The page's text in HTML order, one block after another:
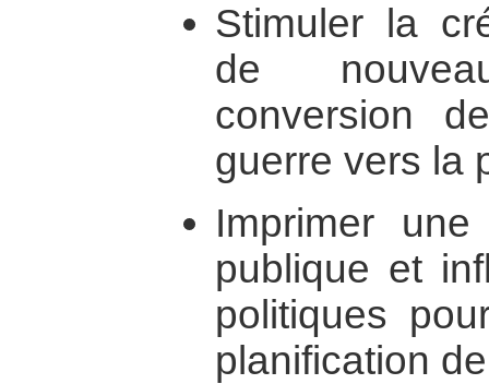
Stimuler la
de
conversion
guerre vers la
Imprimer
publique et
politiques
planification